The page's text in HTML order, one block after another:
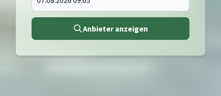
Anbieter anzeigen